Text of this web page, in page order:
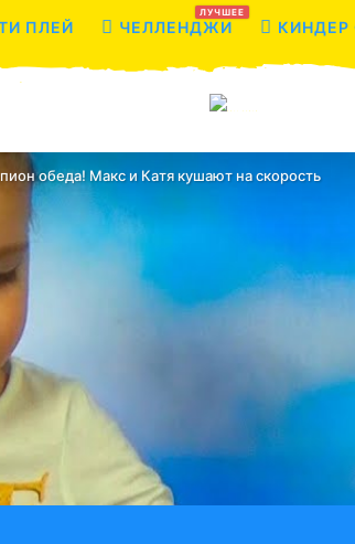
ПЛЕЙ ЧЕЛЛЕНДЖИ
ЛУЧШЕЕ
КИНДЕР
обеда! Макс и Катя кушают на скорость